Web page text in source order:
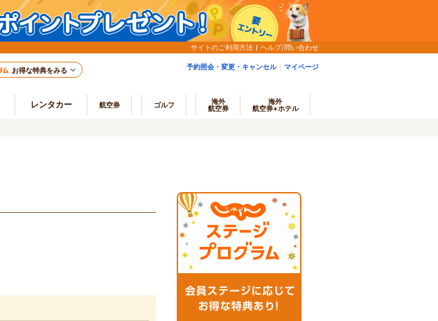
サイトのご利用方法 ヘルプ/問い合わせ
お得な特典をみる 予約照会・変更・キャンセル マイページ
レンタカー 航空券 ゴルフ
海外
航空券
海外
航空券+ホテル